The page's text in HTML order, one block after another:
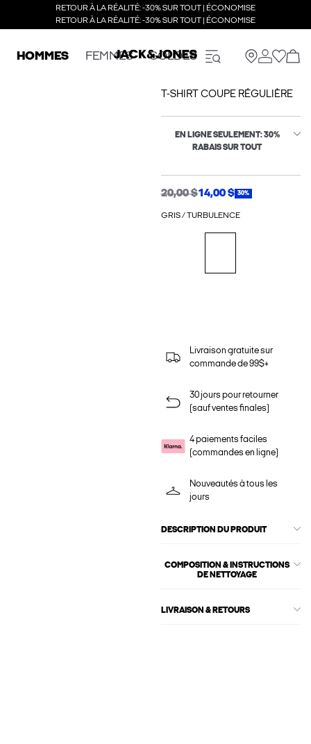
RETOUR À LA RÉALITÉ: -30% SUR TOUT | ÉCONOMISE
RETOUR À LA RÉALITÉ: -30% SUR TOUT | ÉCONOMISE
HOMMES FEMMES SOLDES
T-SHIRT COUPE RÉGULIÈRE
EN LIGNE SEULEMENT: 30%
RABAIS SUR TOUT
20,00 $14,00 $ 30%
GRIS / TURBULENCE
Livraison gratuite sur
commande de 99$+
30 jours pour retourner
(sauf ventes finales)
4 paiements faciles
(commandes en ligne)
Nouveautés à tous les
jours
DESCRIPTION DU PRODUIT
COMPOSITION & INSTRUCTIONS
DE NETTOYAGE
LIVRAISON & RETOURS